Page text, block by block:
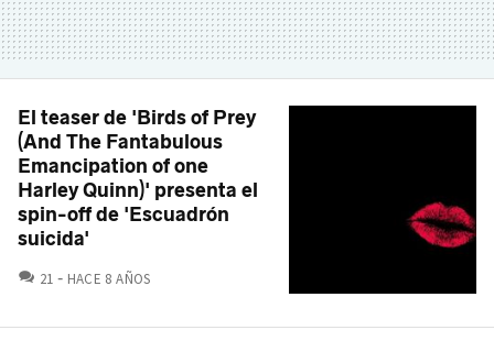
El teaser de 'Birds of Prey
(And The Fantabulous
Emancipation of one
Harley Quinn)' presenta el
spin-off de 'Escuadrón
suicida'
21 COMENTARIOS
HACE 8 AÑOS